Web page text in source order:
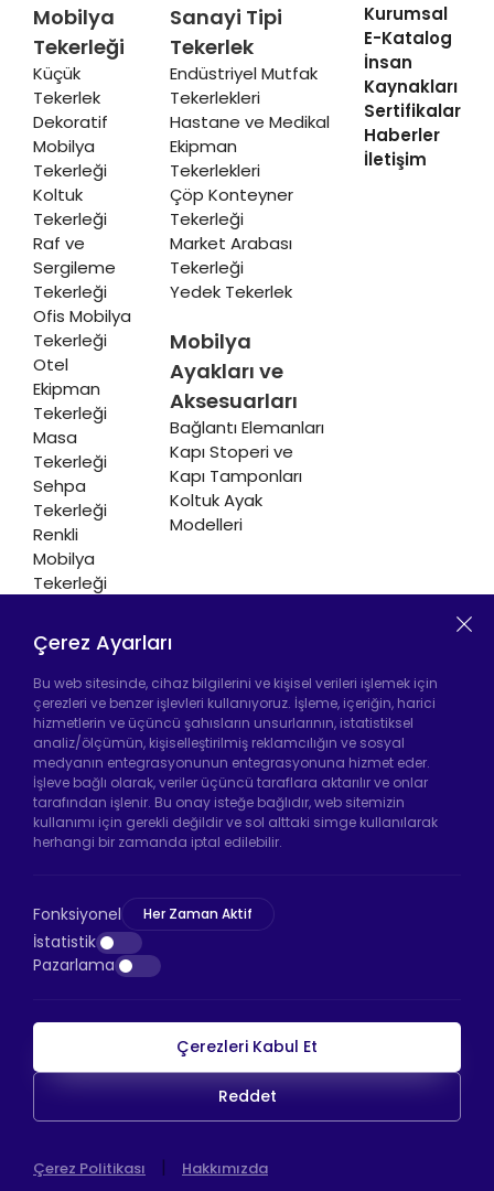
Mobilya
Tekerleği
Küçük
Tekerlek
Dekoratif
Mobilya
Tekerleği
Koltuk
Tekerleği
Raf ve
Sergileme
Tekerleği
Ofis Mobilya
Tekerleği
Otel
Ekipman
Tekerleği
Masa
Tekerleği
Sehpa
Tekerleği
Renkli
Mobilya
Tekerleği
Isıtıcı
Tekerleği
Sanayi Tipi
Tekerlek
Endüstriyel Mutfak
Tekerlekleri
Hastane ve Medikal
Ekipman
Tekerlekleri
Çöp Konteyner
Tekerleği
Market Arabası
Tekerleği
Yedek Tekerlek
Mobilya
Ayakları ve
Aksesuarları
Bağlantı Elemanları
Kapı Stoperi ve
Kapı Tamponları
Koltuk Ayak
Modelleri
Kurumsal
E-Katalog
İnsan
Kaynakları
Sertifikalar
Haberler
İletişim
Hadımköy Fabrika:Atatürk Sanayi Bölgesi
Ömerli Mah. Uzunçayır Cad. No:11 Hadımköy,
34555 Arnavutköy/İstanbul
Telefon:+90 212 640 66 46
Bayrampaşa Mağaza:Kocatepe Mah. 50. Yıl
Cad. No: 69/A Bayrampaşa /İstanbul
Telefon:+90 530 044 64 87
HTS Ödeme
WEB
TASARIM
İSTANBUL WEB TASARIM AJANSI - PENTA
Çerez Ayarları
Bu web sitesinde, cihaz bilgilerini ve kişisel verileri işlemek için
çerezleri ve benzer işlevleri kullanıyoruz. İşleme, içeriğin, harici
hizmetlerin ve üçüncü şahısların unsurlarının, istatistiksel
analiz/ölçümün, kişiselleştirilmiş reklamcılığın ve sosyal
medyanın entegrasyonunun entegrasyonuna hizmet eder.
İşleve bağlı olarak, veriler üçüncü taraflara aktarılır ve onlar
tarafından işlenir. Bu onay isteğe bağlıdır, web sitemizin
kullanımı için gerekli değildir ve sol alttaki simge kullanılarak
herhangi bir zamanda iptal edilebilir.
Fonksiyonel Her Zaman Aktif
İstatistik
Pazarlama
Çerezleri Kabul Et
Reddet
Çerez Politikası | Hakkımızda